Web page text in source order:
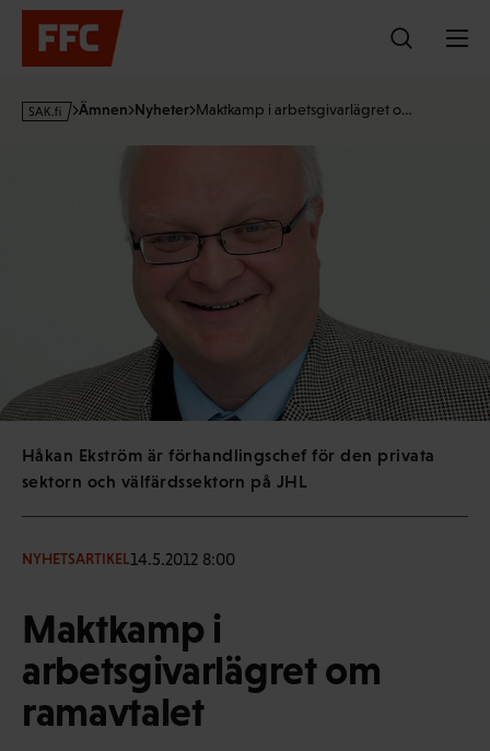
Hoppa
innehållet
s
Ämnen Nyheter Maktkamp i arbetsgivarlägret o…
Håkan Ekström är förhandlingschef för den privata
sektorn och välfärdssektorn på JHL
NYHETSARTIKEL14.5.2012 8:00
Maktkamp i
arbetsgivarlägret om
ramavtalet